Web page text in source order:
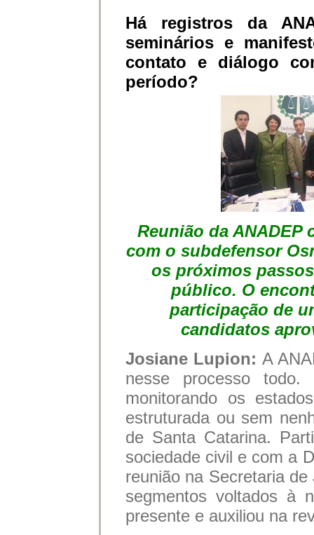
Há registros da
seminários e
contato e diálogo
período?
Reunião da ANADEP
com o subdefensor
os próximos
público. O
participação de
candidatos
Josiane Lupion: A
nesse processo todo.
monitorando os
estruturada ou sem
de Santa Catarina.
sociedade civil e com a
reunião na Secretaria
segmentos voltados à
presente e auxiliou na